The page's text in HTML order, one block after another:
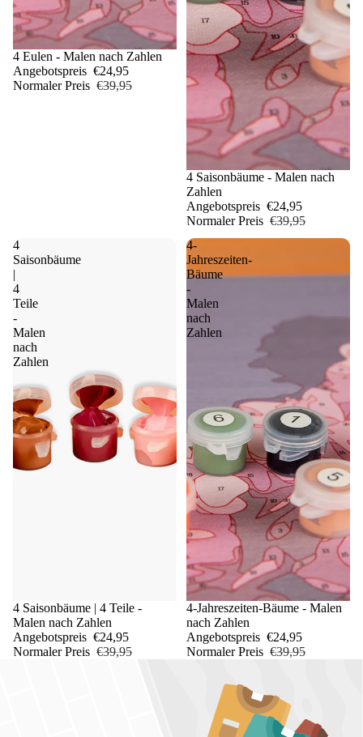
Sale
4 Eulen - Malen nach Zahlen
Angebotspreis €24,95
Normaler Preis €39,95
Sale
4 Saisonbäume - Malen nach
Zahlen
Angebotspreis €24,95
Normaler Preis €39,95
4
Saisonbäume
|
4
Teile
-
Malen
nach
Zahlen
Sale
4 Saisonbäume | 4 Teile -
Malen nach Zahlen
Angebotspreis €24,95
Normaler Preis €39,95
4-
Jahreszeiten-
Bäume
-
Malen
nach
Zahlen
Sale
4-Jahreszeiten-Bäume - Malen
nach Zahlen
Angebotspreis €24,95
Normaler Preis €39,95